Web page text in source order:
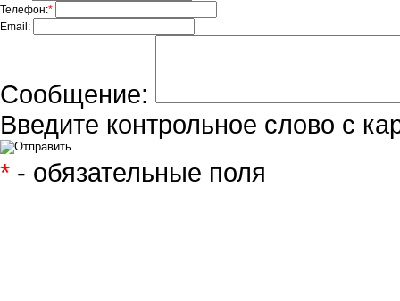
Телефон:*
Email:
Сообщение:
Введите контрольное слово с
* - обязательные поля